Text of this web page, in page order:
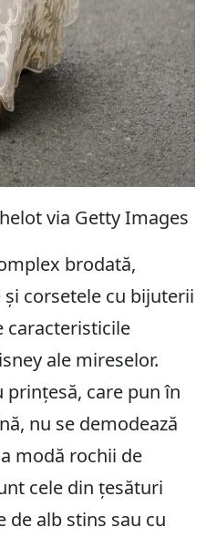
via Getty Images
brodată,
corsetele cu bijuterii
caracteristicile
ale mireselor.
prințesă, care pun în
nu se demodează
modă rochii de
cele din țesături
de alb stins sau cu